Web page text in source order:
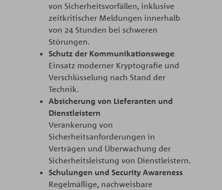
von Sicherheitsvorfällen, inklusive
zeitkritischer Meldungen innerhalb
von 24 Stunden bei schweren
Störungen.​
Schutz der Kommunikationswege
Einsatz moderner Kryptografie und
Verschlüsselung nach Stand der
Technik.​
Absicherung von Lieferanten und
Dienstleistern
Verankerung von
Sicherheitsanforderungen in
Verträgen und Überwachung der
Sicherheitsleistung von Dienstleistern.​
Schulungen und Security Awareness
Regelmäßige, nachweisbare